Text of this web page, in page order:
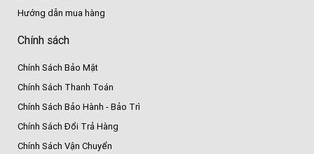
Hướng dẫn mua hàng
Chính sách
Chính Sách Bảo Mật
Chính Sách Thanh Toán
Chính Sách Bảo Hành - Bảo Trì
Chính Sách Đổi Trả Hàng
Chính Sách Vận Chuyển